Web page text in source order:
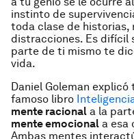
instinto de
toda clase de historias,
distracciones. Es difícil
parte de ti mismo te
vida.
Daniel Goleman
famoso libro
mente racional a la
mente emocional a esa
Ambas mentes